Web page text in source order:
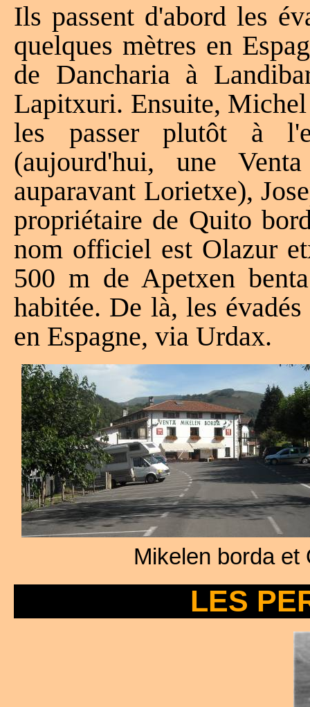
Ils passent d'abord les
quelques mètres en
de Dancharia à
Lapitxuri. Ensuite,
les passer plutôt à
(aujourd'hui, une
auparavant Lorietxe),
propriétaire de Quito
nom officiel est Olazur
500 m de Apetxen
habitée. De là, les
en Espagne, via Urdax.
Mikelen borda et
LES